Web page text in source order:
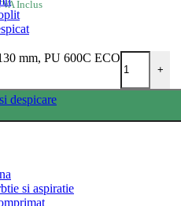
despicare
si aspiratie
Inclus
mm, PU 600C ECO
+